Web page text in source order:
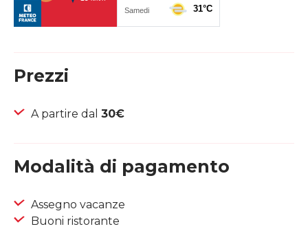
Prezzi
A partire dal 30€
Modalità di pagamento
Assegno vacanze
Buoni ristorante